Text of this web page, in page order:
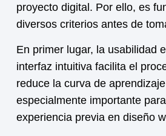
proyecto digital. Por ello, es
diversos criterios antes de
En primer lugar, la usabilidad
interfaz intuitiva facilita el
reduce la curva de
especialmente importante
experiencia previa en diseño